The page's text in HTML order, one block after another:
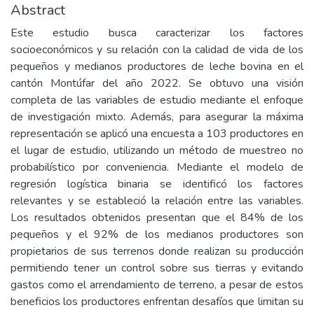
Abstract
Este estudio busca caracterizar los factores
socioeconómicos y su relación con la calidad de vida de los
pequeños y medianos productores de leche bovina en el
cantón Montúfar del año 2022. Se obtuvo una visión
completa de las variables de estudio mediante el enfoque
de investigación mixto. Además, para asegurar la máxima
representación se aplicó una encuesta a 103 productores en
el lugar de estudio, utilizando un método de muestreo no
probabilístico por conveniencia. Mediante el modelo de
regresión logística binaria se identificó los factores
relevantes y se estableció la relación entre las variables.
Los resultados obtenidos presentan que el 84% de los
pequeños y el 92% de los medianos productores son
propietarios de sus terrenos donde realizan su producción
permitiendo tener un control sobre sus tierras y evitando
gastos como el arrendamiento de terreno, a pesar de estos
beneficios los productores enfrentan desafíos que limitan su